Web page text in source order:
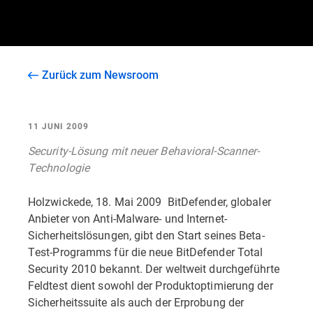
Zurück zum Newsroom
11 JUNI 2009
Security-Lösung mit neuer Behavioral-Scanner-
Technologie
Holzwickede, 18. Mai 2009  BitDefender, globaler
Anbieter von Anti-Malware- und Internet-
Sicherheitslösungen, gibt den Start seines Beta-
Test-Programms für die neue BitDefender Total
Security 2010 bekannt. Der weltweit durchgeführte
Feldtest dient sowohl der Produktoptimierung der
Sicherheitssuite als auch der Erprobung der